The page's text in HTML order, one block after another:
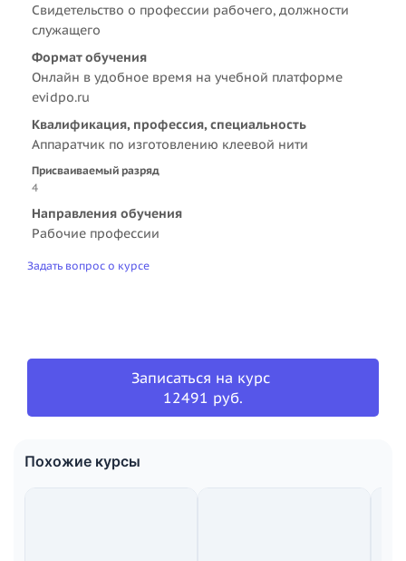
Свидетельство о профессии рабочего, должности
служащего
Формат обучения
Онлайн в удобное время на учебной платформе
evidpo.ru
Квалификация, профессия, специальность
Аппаратчик по изготовлению клеевой нити
Присваиваемый разряд
4
Направления обучения
Рабочие профессии
Задать вопрос о курсе
Записаться на курс
12491 руб.
Похожие курсы